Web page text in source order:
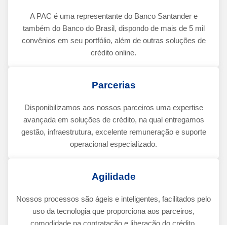
A PAC é uma representante do Banco Santander e
também do Banco do Brasil, dispondo de mais de 5 mil
convênios em seu portfólio, além de outras soluções de
crédito online.
Parcerias
Disponibilizamos aos nossos parceiros uma expertise
avançada em soluções de crédito, na qual entregamos
gestão, infraestrutura, excelente remuneração e suporte
operacional especializado.
Agilidade
Nossos processos são ágeis e inteligentes, facilitados pelo
uso da tecnologia que proporciona aos parceiros,
comodidade na contratação e liberação do crédito.